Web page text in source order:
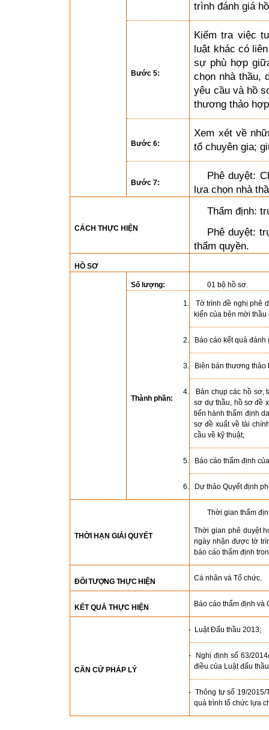
trình đánh giá
Bước 5:
Kiểm tra việc
luật khác có
sự phù hợp
chọn nhà thầu,
yêu cầu và hồ
thương thảo
Bước 6:
Xem xét về
tổ chuyên gia;
Bước 7:
Phê duyệt:
lựa chọn nhà
CÁCH THỰC HIỆN
Thẩm định:
Phê duyệt:
thẩm quyền.
HỒ SƠ
Số lượng: 01 bộ hồ sơ.
Thành phần:
1. Tờ trình đề nghị phê
kiến của bên mời
2. Báo cáo kết quả đánh
3. Biên bản thương thảo
4. Bản chụp các hồ sơ,
sơ dự thầu, hồ sơ đề
tiến hành thẩm định
sơ đề xuất về tài
cầu về kỹ thuật;
5. Báo cáo thẩm định
6. Dự thảo Quyết định
THỜI HẠN GIẢI QUYẾT
Thời gian thẩm
Thời gian phê duyệt
ngày nhận được tờ
báo cáo thẩm định
ĐỐI TƯỢNG THỰC HIỆN Cá nhân và Tổ chức.
KẾT QUẢ THỰC HIỆN Báo cáo thẩm định và
CĂN CỨ PHÁP LÝ
- Luật Đấu thầu 2013;
- Nghị định số 63/
điều của Luật đấu
- Thông tư số 19/2015/
quá trình tổ chức lựa